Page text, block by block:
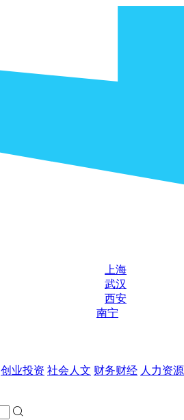
上海
武汉
西安
南宁
创业投资 社会人文 财务财经 人力资源